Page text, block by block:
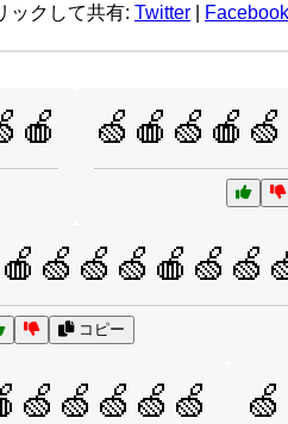
ックして共有: Twitter Facebook
コピー